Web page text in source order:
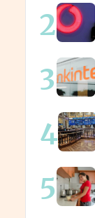
2
3
4
5